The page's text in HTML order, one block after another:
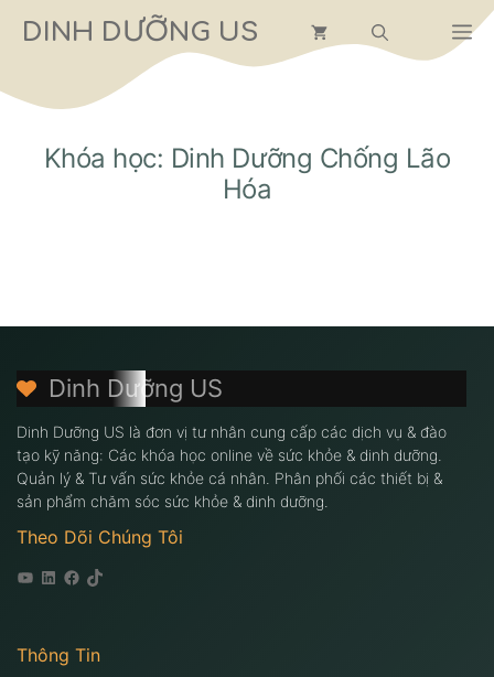
đến
dung
DINH DƯỠNG US
Khóa học: Dinh Dưỡng Chống Lão
Hóa
Dinh Dưỡng US
Dinh Dưỡng US là đơn vị tư nhân cung cấp các dịch vụ & đào
tạo kỹ năng: Các khóa học online về sức khỏe & dinh dưỡng.
Quản lý & Tư vấn sức khỏe cá nhân. Phân phối các thiết bị &
sản phẩm chăm sóc sức khỏe & dinh dưỡng.
Theo Dõi Chúng Tôi
Youtube
Linkedin
Facebook
Tiktok
Thông Tin